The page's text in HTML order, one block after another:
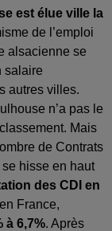
est élue ville la
de l’emploi
alsacienne se
salaire
autres villes.
n’a pas le
Mais
de Contrats
hisse en haut
des CDI en
France,
à 6,7%. Après